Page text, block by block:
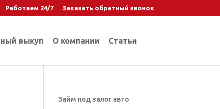
Работаем 24/7 Заказать обратный звонок
выкуп О компании Статьи
Займ под залог авто